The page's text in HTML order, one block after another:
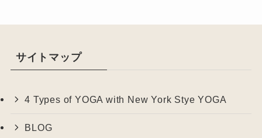
サイトマップ
4 Types of YOGA with New York Stye YOGA
BLOG